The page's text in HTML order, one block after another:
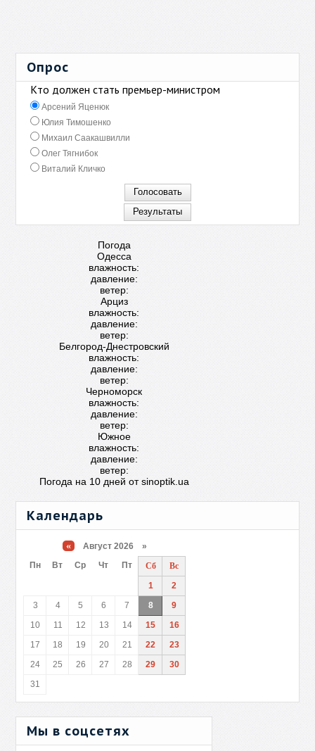
Опрос
Кто должен стать премьер-министром
Арсений Яценюк
Юлия Тимошенко
Михаил Саакашвилли
Олег Тягнибок
Виталий Кличко
Погода
Одесса
влажность:
давление:
ветер:
Арциз
влажность:
давление:
ветер:
Белгород-Днестровский
влажность:
давление:
ветер:
Черноморск
влажность:
давление:
ветер:
Южное
влажность:
давление:
ветер:
Погода на 10 дней отsinoptik.ua
Календарь
« Август 2026 »
Пн
Вт Ср Чт Пт Сб
Вс
1
2
3
4 5 6 7 8
9
10
11 12 13 14 15
16
17
18 19 20 21 22
23
24
25 26 27 28 29
30
31
Мы в соцсетях